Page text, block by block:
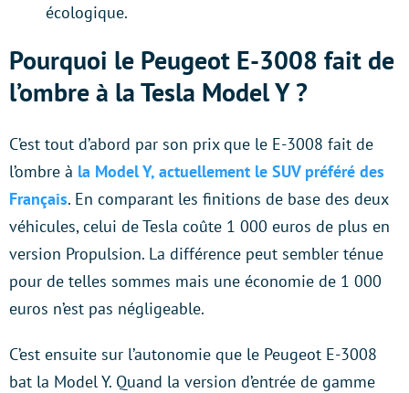
écologique.
Pourquoi le Peugeot E-3008 fait de
l’ombre à la Tesla Model Y ?
C’est tout d’abord par son prix que le E-3008 fait de
l’ombre à la Model Y, actuellement le SUV préféré des
Français. En comparant les finitions de base des deux
véhicules, celui de Tesla coûte 1 000 euros de plus en
version Propulsion. La différence peut sembler ténue
pour de telles sommes mais une économie de 1 000
euros n’est pas négligeable.
C’est ensuite sur l’autonomie que le Peugeot E-3008
bat la Model Y. Quand la version d’entrée de gamme